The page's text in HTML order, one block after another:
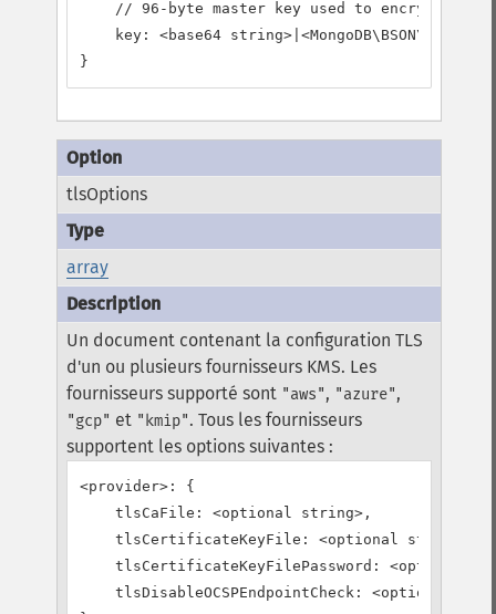
// 96-byte master key used to encrypt/
    key: <base64 string>|<MongoDB\BSON\Binary>
}
tlsOptions
array
Un document contenant la configuration TLS
d'un ou plusieurs fournisseurs KMS. Les
fournisseurs supporté sont "aws", "azure",
"gcp" et "kmip". Tous les fournisseurs
supportent les options suivantes :
<provider>: {
    tlsCaFile: <optional string>,
    tlsCertificateKeyFile: <optional string>,
tlsCertificateKeyFilePassword: <optional
tlsDisableOCSPEndpointCheck: <optional